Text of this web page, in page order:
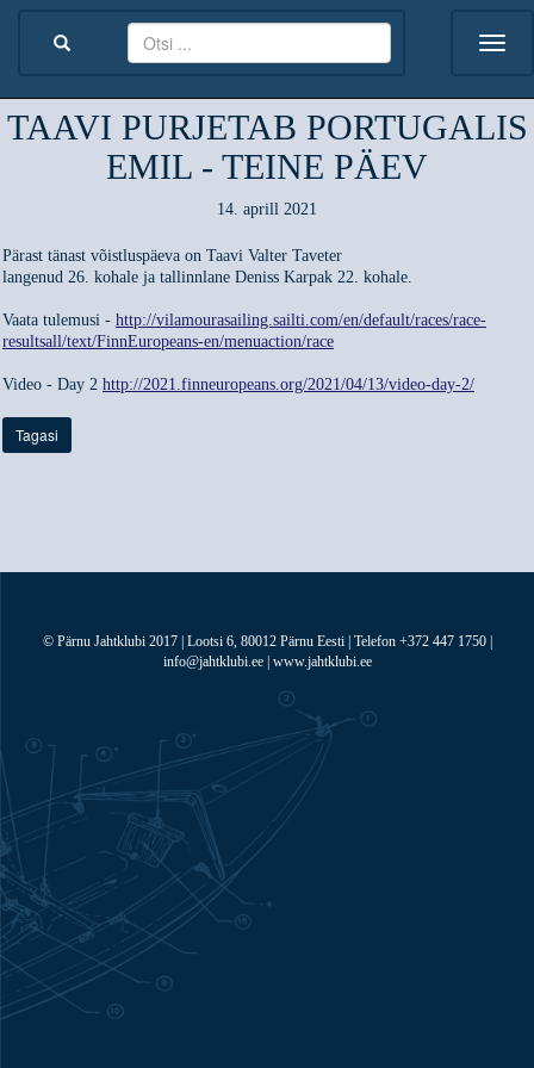
TAAVI PURJETAB PORTUGALIS
EMIL - TEINE PÄEV
14. aprill 2021
Pärast tänast võistluspäeva on Taavi Valter Taveter
langenud 26. kohale ja tallinnlane Deniss Karpak 22. kohale.
Vaata tulemusi - http://vilamourasailing.sailti.com/en/default/races/race-
resultsall/text/FinnEuropeans-en/menuaction/race
Video - Day 2 http://2021.finneuropeans.org/2021/04/13/video-day-2/
Tagasi
© Pärnu Jahtklubi 2017 | Lootsi 6, 80012 Pärnu Eesti | Telefon +372 447 1750 |
info@jahtklubi.ee | www.jahtklubi.ee